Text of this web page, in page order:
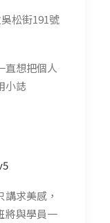
松街191號
直想把個人
小誌
求美感，
將與學員一